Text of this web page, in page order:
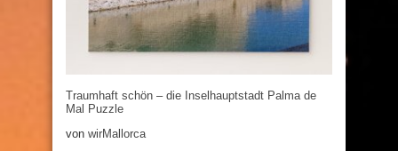
Traumhaft schön – die Inselhauptstadt Palma de
Mal Puzzle
von wirMallorca